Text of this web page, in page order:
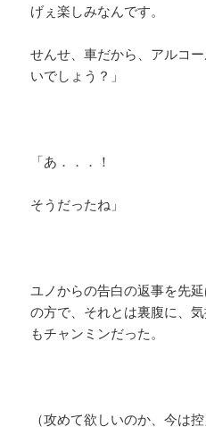
げぇ楽しみなんです。
せんせ、車だから、アルコ
いでしょう？」
「あ．．．！
そうだったね」
ユノからの告白の返事を先
の方で、それとは裏腹に、
もチャンミンだった。
（攻めて欲しいのか、今は